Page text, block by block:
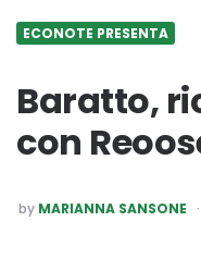
ECONOTE PRESENTA
Baratto,
con
POSTED
BY
by MARIANNA SANSONE